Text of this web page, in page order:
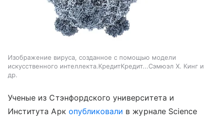
Изображение вируса, созданное с помощью модели
искусственного интеллекта.КредитКредит...Сэмюэл Х. Кинг и
др.
Ученые из Стэнфордского университета и
Института Арк опубликовали в журнале Science